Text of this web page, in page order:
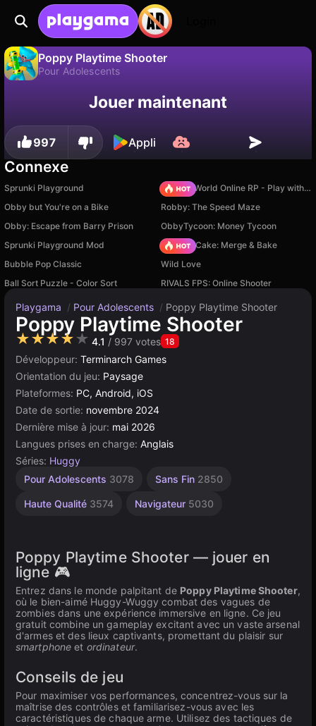
Poppy Playtime Shooter
Pour Adolescents
progression !
Non Enregistrer
Jouer maintenant
997 Appli
Connexe
Sprunki Playground
Sprunki World Online RP - Play with Friends!
Obby but You're on a Bike
Robby: The Speed Maze
Obby: Escape from Barry Prison
ObbyTycoon: Money Tycoon
Sprunki Playground Mod
Piece of Cake: Merge & Bake
Bubble Pop Classic
Wild Love
Ball Sort Puzzle - Color Sort
RIVALS FPS: Online Shooter
Playgama / Pour Adolescents / Poppy Playtime Shooter
Poppy Playtime Shooter
★★★★★ 4.1 / 997 votes 18
Développeur: Terminarch Games
Orientation du jeu: Paysage
Plateformes: PC, Android, iOS
Date de sortie: novembre 2024
Dernière mise à jour: mai 2026
Langues prises en charge: Anglais
Séries: Huggy
Pour Adolescents 3078 Sans Fin 2850
Haute Qualité 3574 Navigateur 5030
Poppy Playtime Shooter — jouer en
ligne 🎮
Entrez dans le monde palpitant de Poppy Playtime Shooter,
où le bien-aimé Huggy-Wuggy combat des vagues de
zombies dans une expérience immersive en ligne. Ce jeu
gratuit combine un gameplay excitant avec un vaste arsenal
d'armes et des lieux captivants, promettant du plaisir sur
smartphone et ordinateur.
Conseils de jeu
Pour maximiser vos performances, concentrez-vous sur la
maîtrise des contrôles et familiarisez-vous avec les
caractéristiques de chaque arme. Utilisez des tactiques de